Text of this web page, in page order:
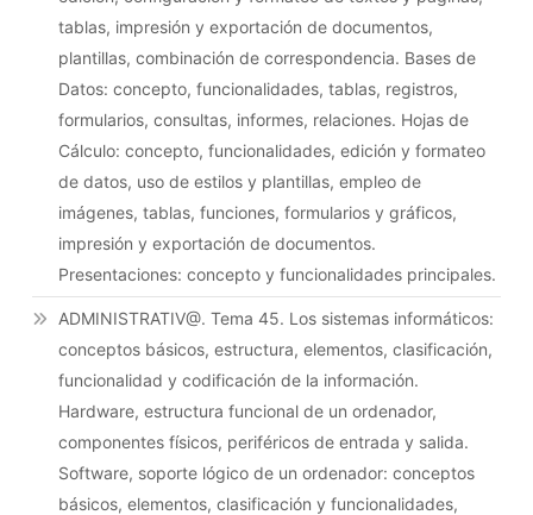
tablas, impresión y exportación de documentos,
plantillas, combinación de correspondencia. Bases de
Datos: concepto, funcionalidades, tablas, registros,
formularios, consultas, informes, relaciones. Hojas de
Cálculo: concepto, funcionalidades, edición y formateo
de datos, uso de estilos y plantillas, empleo de
imágenes, tablas, funciones, formularios y gráficos,
impresión y exportación de documentos.
Presentaciones: concepto y funcionalidades principales.
ADMINISTRATIV@. Tema 45. Los sistemas informáticos:
conceptos básicos, estructura, elementos, clasificación,
funcionalidad y codificación de la información.
Hardware, estructura funcional de un ordenador,
componentes físicos, periféricos de entrada y salida.
Software, soporte lógico de un ordenador: conceptos
básicos, elementos, clasificación y funcionalidades,